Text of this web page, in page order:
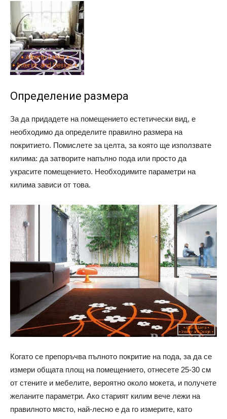
Определение размера
За да придадете на помещението естетически вид, е
необходимо да определите правилно размера на
покритието. Помислете за целта, за която ще използвате
килима: да затворите напълно пода или просто да
украсите помещението. Необходимите параметри на
килима зависи от това.
Когато се препоръчва пълното покритие на пода, за да се
измери общата площ на помещението, отнесете 25-30 см
от стените и мебелите, вероятно около мокета, и получете
желаните параметри. Ако старият килим вече лежи на
правилното място, най-лесно е да го измерите, като